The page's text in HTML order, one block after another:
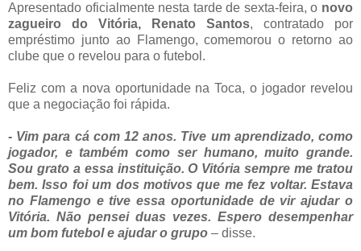
Apresentado oficialmente nesta tarde de sexta-feira, o novo
zagueiro do Vitória, Renato Santos, contratado por
empréstimo junto ao Flamengo, comemorou o retorno ao
clube que o revelou para o futebol.
Feliz com a nova oportunidade na Toca, o jogador revelou
que a negociação foi rápida.
- Vim para cá com 12 anos. Tive um aprendizado, como
jogador, e também como ser humano, muito grande.
Sou grato a essa instituição. O Vitória sempre me tratou
bem. Isso foi um dos motivos que me fez voltar. Estava
no Flamengo e tive essa oportunidade de vir ajudar o
Vitória. Não pensei duas vezes. Espero desempenhar
um bom futebol e ajudar o grupo – disse.